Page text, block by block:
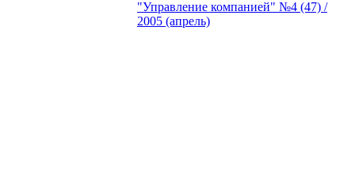
"Управление компанией" №4 (47) /
2005 (апрель)